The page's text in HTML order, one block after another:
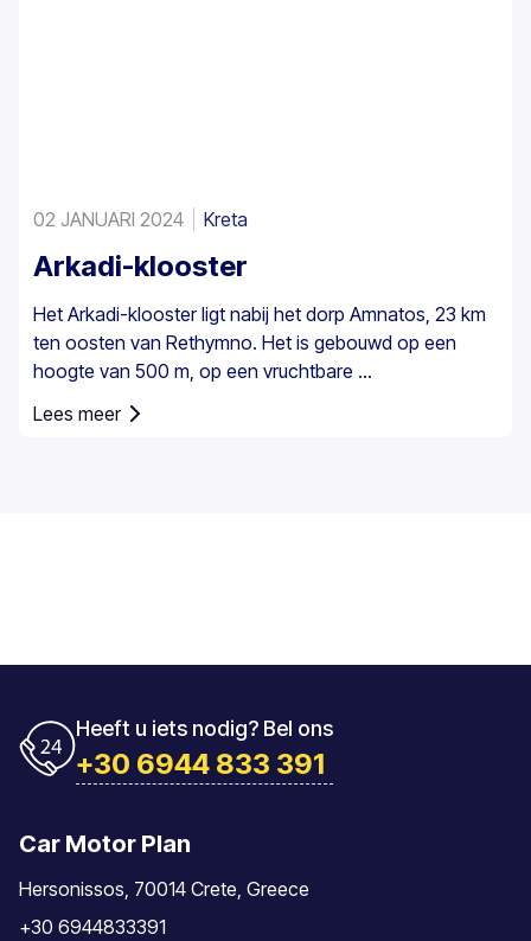
02 JANUARI 2024 Kreta
Arkadi-klooster
Het Arkadi-klooster ligt nabij het dorp Amnatos, 23 km
ten oosten van Rethymno. Het is gebouwd op een
hoogte van 500 m, op een vruchtbare ...
Lees meer
Heeft u iets nodig? Bel ons
+30 6944 833 391
Car Motor Plan
Hersonissos, 70014 Crete, Greece
+30 6944833391